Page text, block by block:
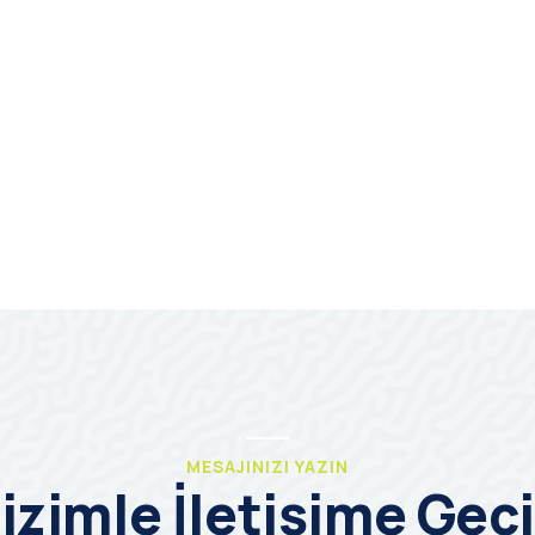
MESAJINIZI YAZIN
İletişime